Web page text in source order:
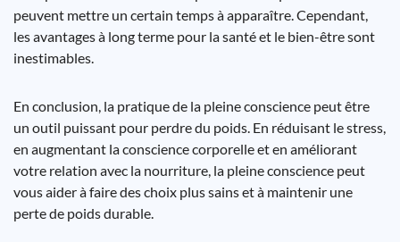
peuvent mettre un certain temps à apparaître. Cependant,
les avantages à long terme pour la santé et le bien-être sont
inestimables.
En conclusion, la pratique de la pleine conscience peut être
un outil puissant pour perdre du poids. En réduisant le stress,
en augmentant la conscience corporelle et en améliorant
votre relation avec la nourriture, la pleine conscience peut
vous aider à faire des choix plus sains et à maintenir une
perte de poids durable.